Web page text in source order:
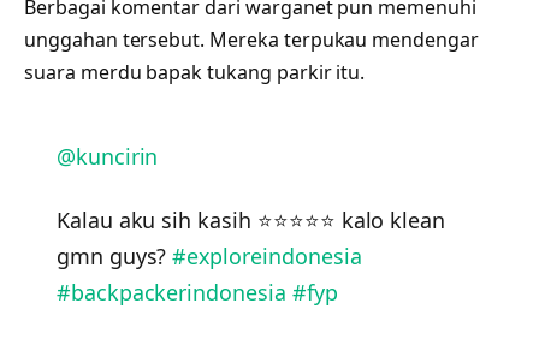
Berbagai komentar dari warganet pun memenuhi
unggahan tersebut. Mereka terpukau mendengar
suara merdu bapak tukang parkir itu.
@kuncirin
Kalau aku sih kasih ⭐️⭐️⭐️⭐️⭐️ kalo klean
gmn guys?#exploreindonesia
#backpackerindonesia #fyp